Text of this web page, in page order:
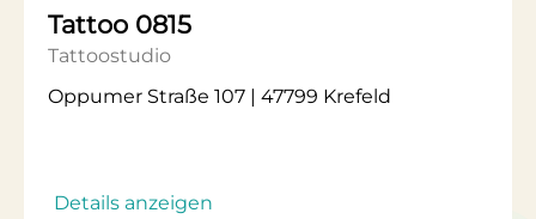
Tattoo 0815
Tattoostudio
Oppumer Straße 107 | 47799 Krefeld
Details anzeigen